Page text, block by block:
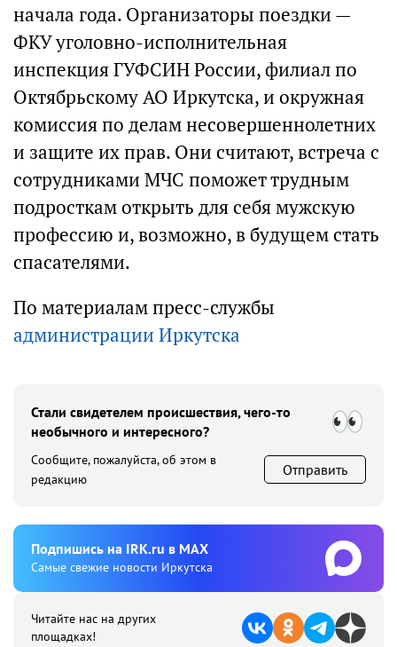
начала года. Организаторы поездки —
ФКУ уголовно-исполнительная
инспекция ГУФСИН России, филиал по
Октябрьскому АО Иркутска, и окружная
комиссия по делам несовершеннолетних
и защите их прав. Они считают, встреча с
сотрудниками МЧС поможет трудным
подросткам открыть для себя мужскую
профессию и, возможно, в будущем стать
спасателями.
По материалам пресс-службы
администрации Иркутска
Стали свидетелем происшествия, чего-то
необычного и интересного?
Сообщите, пожалуйста, об этом в
редакцию
Отправить
Подпишиcь на IRK.ru в MAX
Cамые свежие новости Иркутска
Читайте нас на других
площадках!